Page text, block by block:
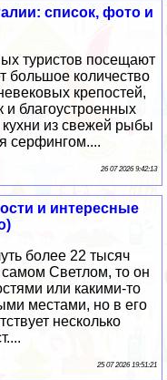
список, фото и
туристов посещают
большое количество
крепостей,
благоустроенных
кухни из свежей рыбы
серфингом....
26 07 2026 9:42:13
и интересные
более 22 тысяч
самом Светлом, то он
или какими-то
местами, но в его
несколько
25 07 2026 19:51:21